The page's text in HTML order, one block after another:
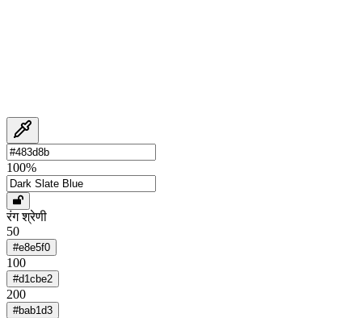
100%
रंग श्रेणी
50
#e8e5f0
100
#d1cbe2
200
#bab1d3